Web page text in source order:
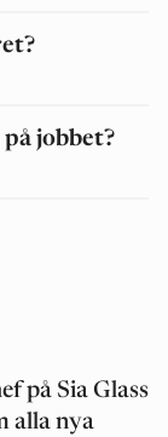
jobbet?
på Sia Glass
alla nya